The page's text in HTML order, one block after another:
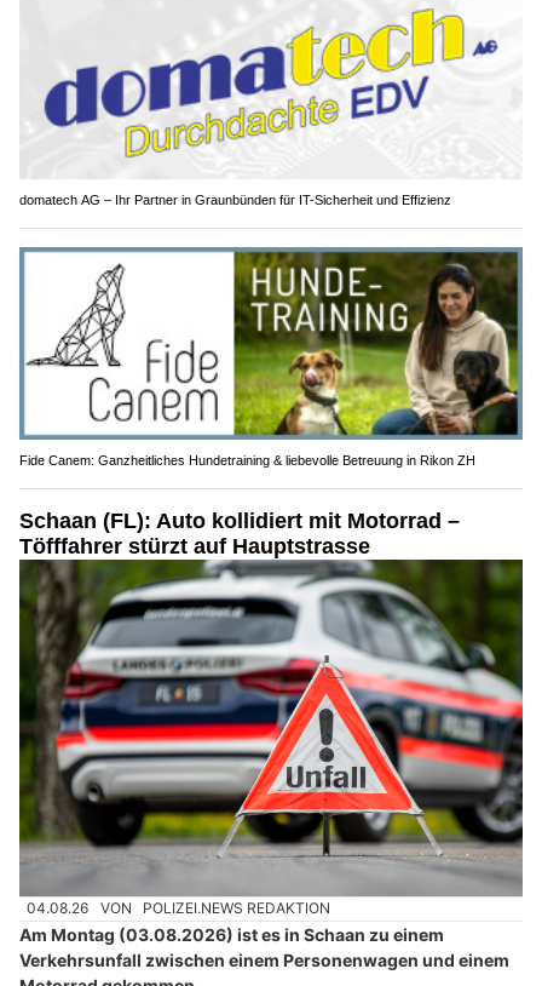
domatech AG – Ihr Partner in Graunbünden für IT-Sicherheit und Effizienz
Fide Canem: Ganzheitliches Hundetraining & liebevolle Betreuung in Rikon ZH
Schaan (FL): Auto kollidiert mit Motorrad –
Töfffahrer stürzt auf Hauptstrasse
04.08.26 VON POLIZEI.NEWS REDAKTION
Am Montag (03.08.2026) ist es in Schaan zu einem
Verkehrsunfall zwischen einem Personenwagen und einem